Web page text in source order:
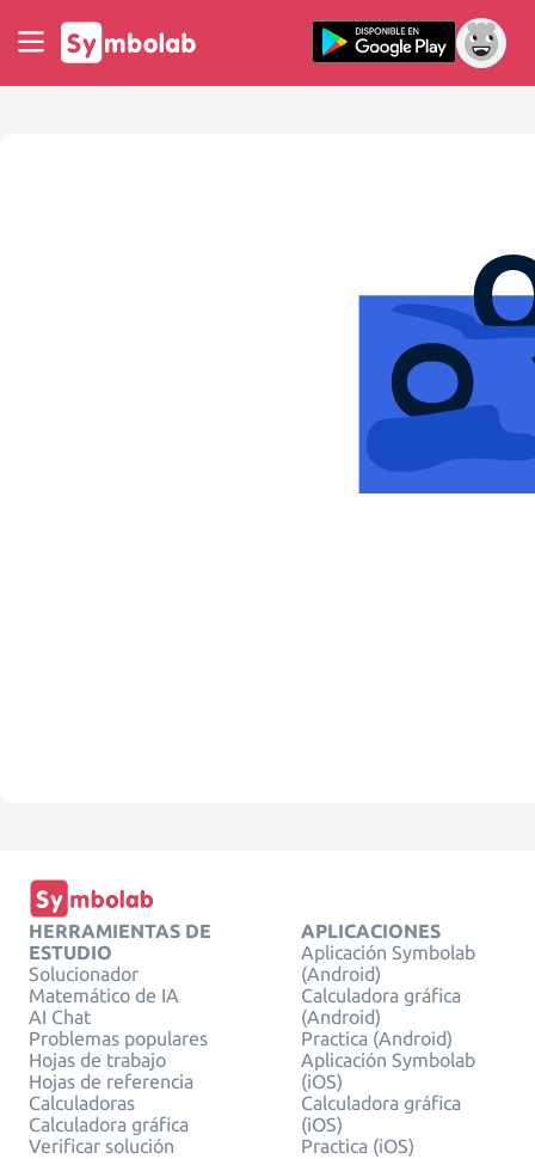
HERRAMIENTAS DE
ESTUDIO
Solucionador
Matemático de IA
AI Chat
Problemas populares
Hojas de trabajo
Hojas de referencia
Calculadoras
Calculadora gráfica
Verificar solución
APLICACIONES
Aplicación Symbolab
(Android)
Calculadora gráfica
(Android)
Practica (Android)
Aplicación Symbolab
(iOS)
Calculadora gráfica
(iOS)
Practica (iOS)